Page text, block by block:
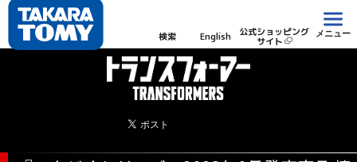
検索 English 公式ショッピング
サイト
メニュー